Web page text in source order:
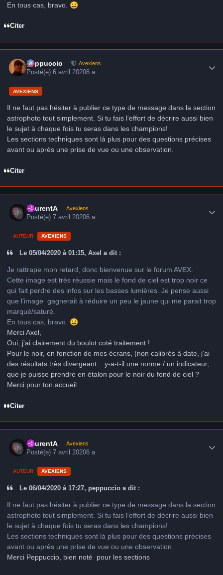
En tous cas, bravo. 😀
Citer
peppuccio Avexiens
Posté(e)6 avril 20206 a
AVEXIENS
Il ne faut pas hésiter à publier ce type de message dans la section
astrophoto tout simplement. Si tu fais l'effort de décrire aussi bien
le sujet à chaque fois tu seras dans les champions!
Les sections techniques sont là plus pour des questions précises
avant ou après une prise de vue ou une observation.
Citer
LaurentA Avexiens
Posté(e) 7 avril 20206 a
AUTEUR AVEXIENS
Le 05/04/2020 à 01:15, Axel a dit :
Je rattrape mon retard, donc bienvenue sur le forum AVEX.
Cette image est très réussie mais le fond de ciel est trop noir ce
qui fait perdre des infos sur les basses lumières. Je pense aussi
que l'image gagnerait à réduire un peu le jaune qui me parait trop
marqué/saturé.
En tous cas, bravo. 😀
Merci Axel,
Oui, j'ai clairement du boulot coté traitement !
Pour le noir, en fonction de mes écrans, (non calibrés à date, j'ai
des résultats très divergeant... y-a-t-il une norme / un indicateur,
que je puisse prendre en étalon pour le noir du fond de ciel ?
Merci pour ton accueil
Citer
LaurentA Avexiens
Posté(e)7 avril 20206 a
AUTEUR AVEXIENS
Le 06/04/2020 à 17:27, peppuccio a dit :
Il ne faut pas hésiter à publier ce type de message dans la section
astrophoto tout simplement. Si tu fais l'effort de décrire aussi bien
le sujet à chaque fois tu seras dans les champions!
Les sections techniques sont là plus pour des questions précises
avant ou après une prise de vue ou une observation.
Merci Peppuccio, bien noté pour les sections